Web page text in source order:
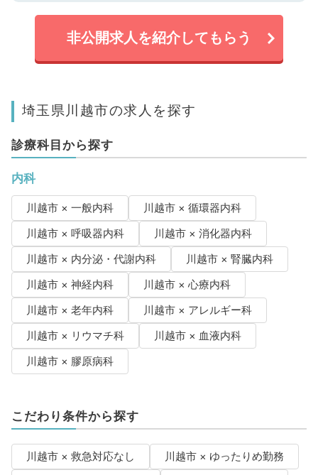
非公開求人を紹介してもらう
埼玉県川越市の求人を探す
診療科目から探す
内科
川越市 × 一般内科
川越市 × 循環器内科
川越市 × 呼吸器内科
川越市 × 消化器内科
川越市 × 内分泌・代謝内科
川越市 × 腎臓内科
川越市 × 神経内科
川越市 × 心療内科
川越市 × 老年内科
川越市 × アレルギー科
川越市 × リウマチ科
川越市 × 血液内科
川越市 × 膠原病科
こだわり条件から探す
川越市 × 救急対応なし
川越市 × ゆったりめ勤務